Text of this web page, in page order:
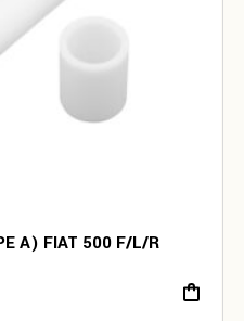
A) FIAT 500 F/L/R